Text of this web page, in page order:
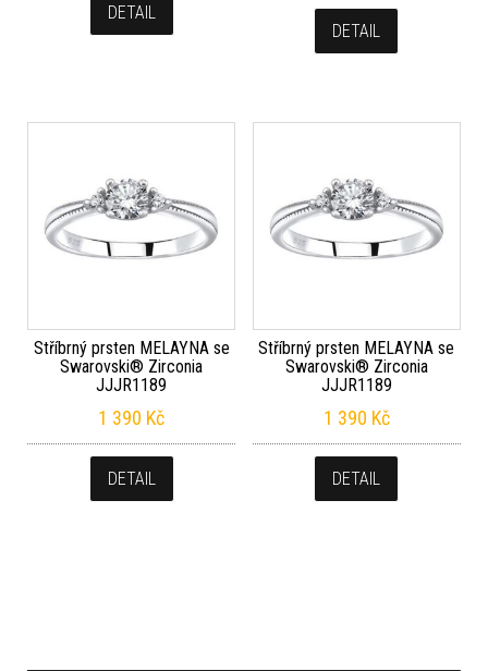
DETAIL
DETAIL
Stříbrný prsten MELAYNA se
Swarovski® Zirconia
JJJR1189
1 390 Kč
DETAIL
Stříbrný prsten MELAYNA se
Swarovski® Zirconia
JJJR1189
1 390 Kč
DETAIL